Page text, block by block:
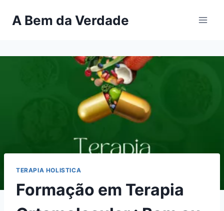
paraA Bem da Verdade
TERAPIA HOLISTICA
Formação em Terapia